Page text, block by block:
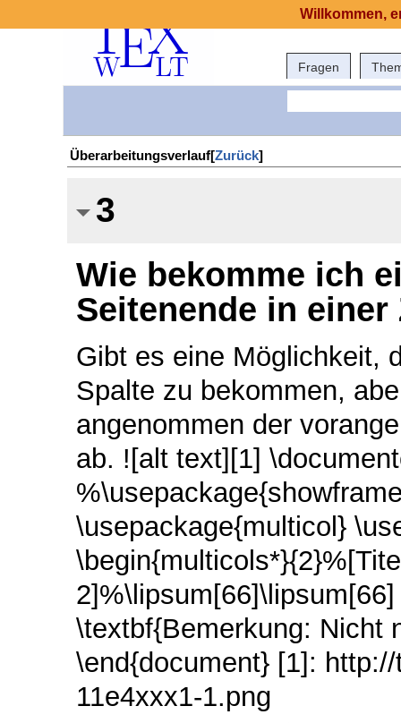
Fragen
Überarbeitungsverlauf[Zurück]
3
Wie bekomme ich
Seitenende in
Gibt es eine Möglichkeit,
Spalte zu bekommen,
angenommen der
ab. ![alt text][1]
\usepackage{multicol}
\textbf{Bemerkung: Nicht
\end{document} [1]:
11e4xxx1-1.png
Willkommen,